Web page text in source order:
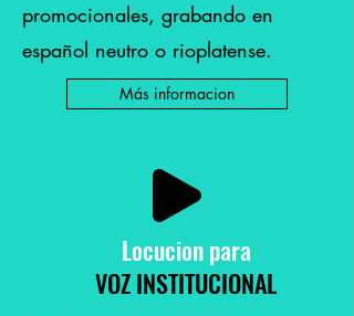
promocionales, grabando en
español neutro o rioplatense.
Más informacion
Locucion para
VOZ INSTITUCIONAL